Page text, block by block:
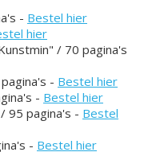
- Bestel hier
hier
/ 70 pagina's
- Bestel hier
- Bestel hier
95 pagina's - Bestel
- Bestel hier